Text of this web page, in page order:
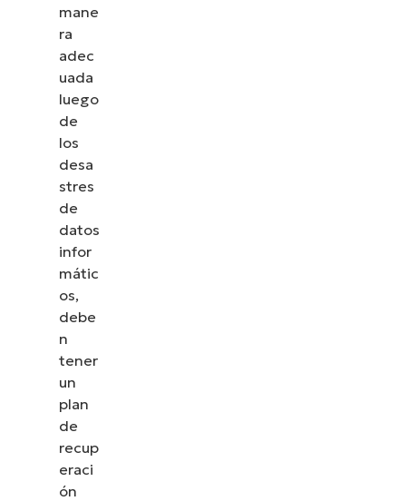
mane
ra
adec
uada
luego
de
los
desa
stres
de
datos
infor
mátic
os,
debe
n
tener
un
plan
de
recup
eraci
ón